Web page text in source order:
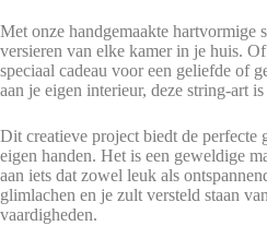
Met onze handgemaakte hartvormige
versieren van elke kamer in je huis.
speciaal cadeau voor een geliefde of
aan je eigen interieur, deze string-art
Dit creatieve project biedt de perfecte
eigen handen. Het is een geweldige
aan iets dat zowel leuk als
glimlachen en je zult versteld staan
vaardigheden.